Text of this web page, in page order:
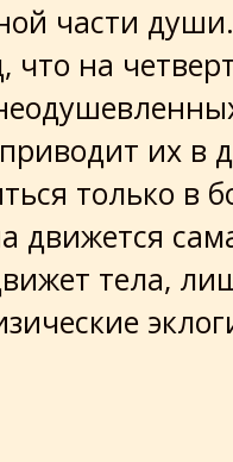
части
что на
их в
только в
движется
тела,